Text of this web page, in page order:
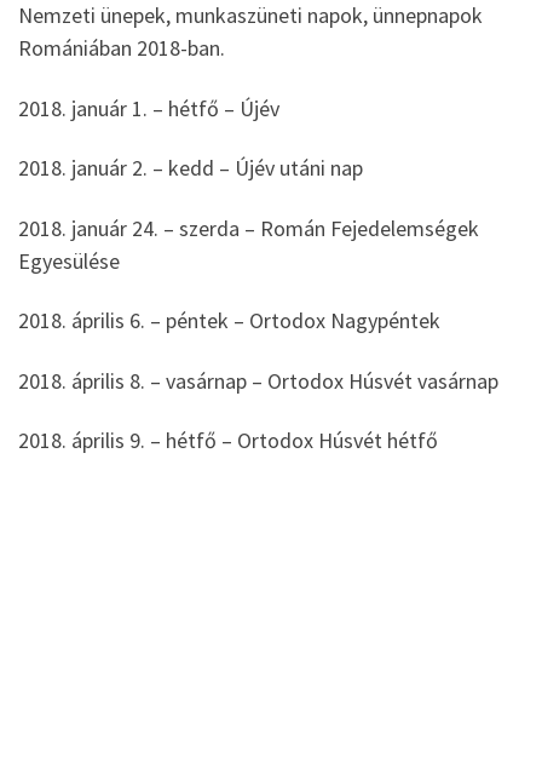
Nemzeti ünepek, munkaszüneti napok, ünnepnapok
Romániában 2018-ban.
2018. január 1. – hétfő – Újév
2018. január 2. – kedd – Újév utáni nap
2018. január 24. – szerda – Román Fejedelemségek
Egyesülése
2018. április 6. – péntek – Ortodox Nagypéntek
2018. április 8. – vasárnap – Ortodox Húsvét vasárnap
2018. április 9. – hétfő – Ortodox Húsvét hétfő